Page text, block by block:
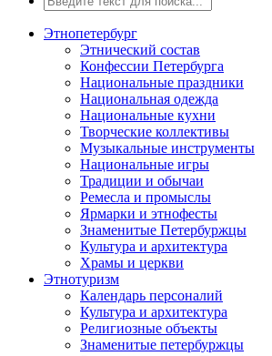
Этнопетербург
Этнический состав
Конфессии Петербурга
Национальные праздники
Национальная одежда
Национальные кухни
Творческие коллективы
Музыкальные инструменты
Национальные игры
Традиции и обычаи
Ремесла и промыслы
Ярмарки и этнофесты
Знаменитые Петербуржцы
Культура и архитектура
Храмы и церкви
Этнотуризм
Календарь персоналий
Культура и архитектура
Религиозные объекты
Знаменитые петербуржцы